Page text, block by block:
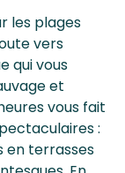
les plages
vers
qui vous
et
vous fait
:
en terrasses